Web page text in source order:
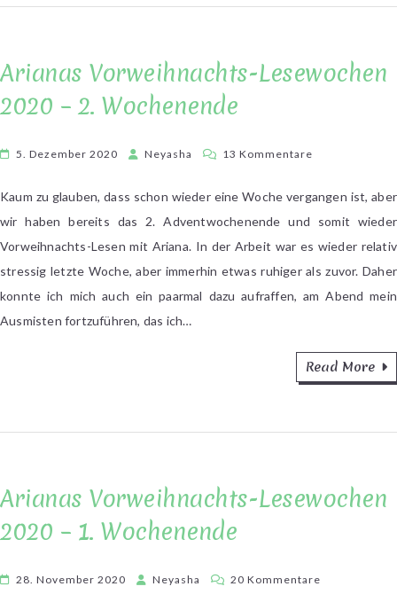
Arianas Vorweihnachts-Lesewochen
2020 – 2. Wochenende
5. Dezember 2020 Neyasha 13 Kommentare
2.
Wochenende
Kaum zu glauben, dass schon wieder eine Woche vergangen ist, aber
wir haben bereits das 2. Adventwochenende und somit wieder
Vorweihnachts-Lesen mit Ariana. In der Arbeit war es wieder relativ
stressig letzte Woche, aber immerhin etwas ruhiger als zuvor. Daher
konnte ich mich auch ein paarmal dazu aufraffen, am Abend mein
Ausmisten fortzuführen, das ich…
Read More
Arianas Vorweihnachts-Lesewochen
2020 – 1. Wochenende
28. November 2020 Neyasha 20 Kommentare